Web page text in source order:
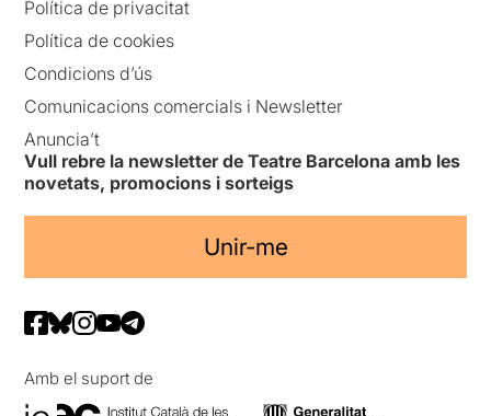
Política de privacitat
Política de cookies
Condicions d’ús
Comunicacions comercials i Newsletter
Anuncia’t
Vull rebre la newsletter de Teatre Barcelona amb les
novetats, promocions i sorteigs
Unir-me
Amb el suport de